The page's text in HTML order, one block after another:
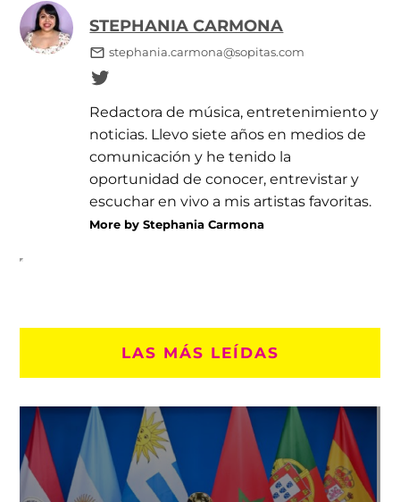
STEPHANIA CARMONA
stephania.carmona@sopitas.com
Redactora de música, entretenimiento y
noticias. Llevo siete años en medios de
comunicación y he tenido la
oportunidad de conocer, entrevistar y
escuchar en vivo a mis artistas favoritas.
More by Stephania Carmona
LAS MÁS LEÍDAS